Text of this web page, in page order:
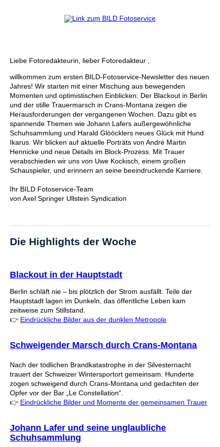
Liebe Fotoredakteurin, lieber Fotoredakteur ,
willkommen zum ersten BILD-Fotoservice-Newsletter des neuen
Jahres! Wir starten mit einer Mischung aus bewegenden
Momenten und optimistischen Einblicken: Der Blackout in Berlin
und der stille Trauermarsch in Crans-Montana zeigen die
Herausforderungen der vergangenen Wochen. Dazu gibt es
spannende Themen wie Johann Lafers außergewöhnliche
Schuhsammlung und Harald Glööcklers neues Glück mit Hund
Ikarus. Wir blicken auf aktuelle Porträts von André Martin
Hennicke und neue Details im Block-Prozess. Mit Trauer
verabschieden wir uns von Uwe Kockisch, einem großen
Schauspieler, und erinnern an seine beeindruckende Karriere.
Ihr BILD Fotoservice-Team
von Axel Springer Ullstein Syndication
Die Highlights der Woche
Blackout in der Hauptstadt
Berlin schläft nie – bis plötzlich der Strom ausfällt. Teile der
Hauptstadt lagen im Dunkeln, das öffentliche Leben kam
zeitweise zum Stillstand.
👉 Eindrückliche Bilder aus der dunklen Metropole
Schweigender Marsch durch Crans-Montana
Nach der tödlichen Brandkatastrophe in der Silvesternacht
trauert der Schweizer Wintersportort gemeinsam. Hunderte
zogen schweigend durch Crans-Montana und gedachten der
Opfer vor der Bar „Le Constellation“.
👉 Eindrückliche Bilder und Momente der gemeinsamen Trauer
Johann Lafer und seine unglaubliche
Schuhsammlung